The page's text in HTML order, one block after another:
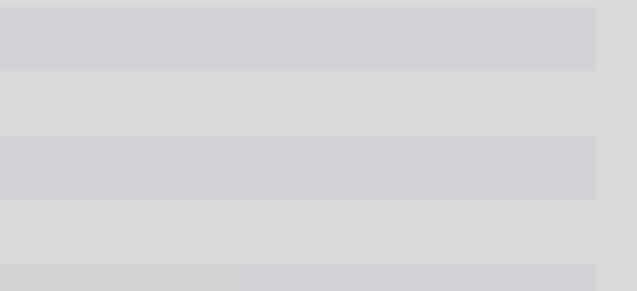
bevestig hem aan cadeaus om ze extra feestelijk te maken, of gebruik
te behouden. Na de kerstperiode kun je de strik zorgvuldig opbergen en